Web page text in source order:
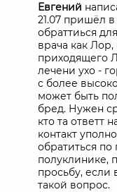
Евгений
21.07 пришёл в
обраттиься
врача как
приходящего
лечени ухо -
с более
может быть
бред. Нужен
кто та ответт
контакт
обратиться по
полуклинике,
просьбу, если
такой вопрос.